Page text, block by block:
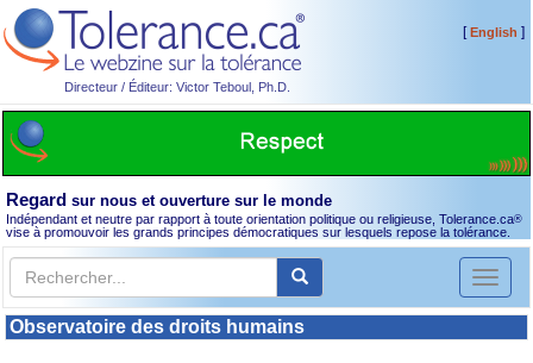
Directeur / Éditeur: Victor Teboul, Ph.D.
[English ]
Regard sur nous et ouverture sur le monde
Indépendant et neutre par rapport à toute orientation politique ou religieuse, Tolerance.ca®
vise à promouvoir les grands principes démocratiques sur lesquels repose la tolérance.
Toggle
Observatoire des droits humains